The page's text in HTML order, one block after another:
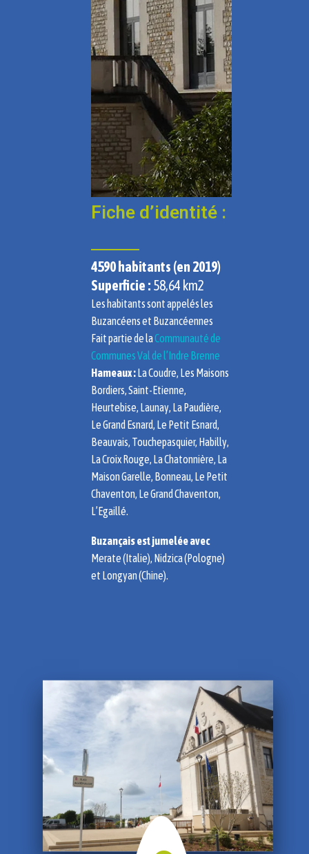
Fiche d’identité :
4590 habitants (en 2019)
Superficie : 58,64 km2
Les habitants sont appelés les
Buzancéens et Buzancéennes
Fait partie de laCommunauté de
Communes Val de l’Indre Brenne
Hameaux :La Coudre, Les Maisons
Bordiers, Saint-Etienne,
Heurtebise, Launay, La Paudière,
Le Grand Esnard, Le Petit Esnard,
Beauvais, Touchepasquier, Habilly,
La Croix Rouge, La Chatonnière, La
Maison Garelle, Bonneau, Le Petit
Chaventon, Le Grand Chaventon,
L’Egaillé.
Buzançais est jumelée avec
Merate (Italie), Nidzica (Pologne)
et Longyan (Chine).